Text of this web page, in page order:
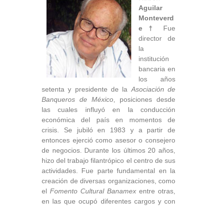
Aguilar
Monteverd
e †
Fue
director de
la
institución
bancaria en
los años
setenta y presidente de la Asociación de
Banqueros de México , posiciones desde
las cuales influyó en la conducción
económica del país en momentos de
crisis. Se jubiló en 1983 y a partir de
entonces ejerció como asesor o consejero
de negocios. Durante los últimos 20 años,
hizo del trabajo filantrópico el centro de sus
actividades. Fue parte fundamental en la
creación de diversas organizaciones, como
el Fomento Cultural Banamex entre otras,
en las que ocupó diferentes cargos y con